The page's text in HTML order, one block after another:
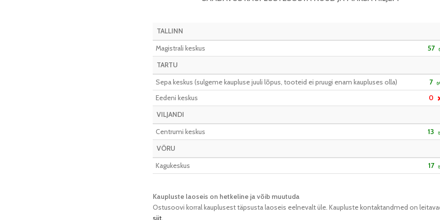
TALLINN
Magistrali keskus
57
TARTU
Sepa keskus (sulgeme kaupluse juuli lõpus, tooteid ei pruugi enam kaupluses olla)
7
Eedeni keskus 0
VILJANDI
Centrumi keskus
13
VÕRU
Kagukeskus
17
Kaupluste laoseis on hetkeline ja võib muutuda​
Ostusoovi korral kauplusest täpsusta laoseis eelnevalt üle. Kaupluste kontaktandmed on
siit.